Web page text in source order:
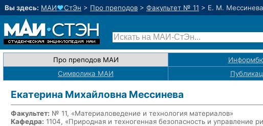
Вы здесь: МАИ♥СтЭн > Про преподов > Факультет № 11 > Е. М. Мессинева
Про преподов МАИ
Символика МАИ
Екатерина Михайловна Мессинева
Факультет: № 11, «Материаловедение и технология материалов»
Кафедра: 1104, «Природная и техногенная безопасность и управление